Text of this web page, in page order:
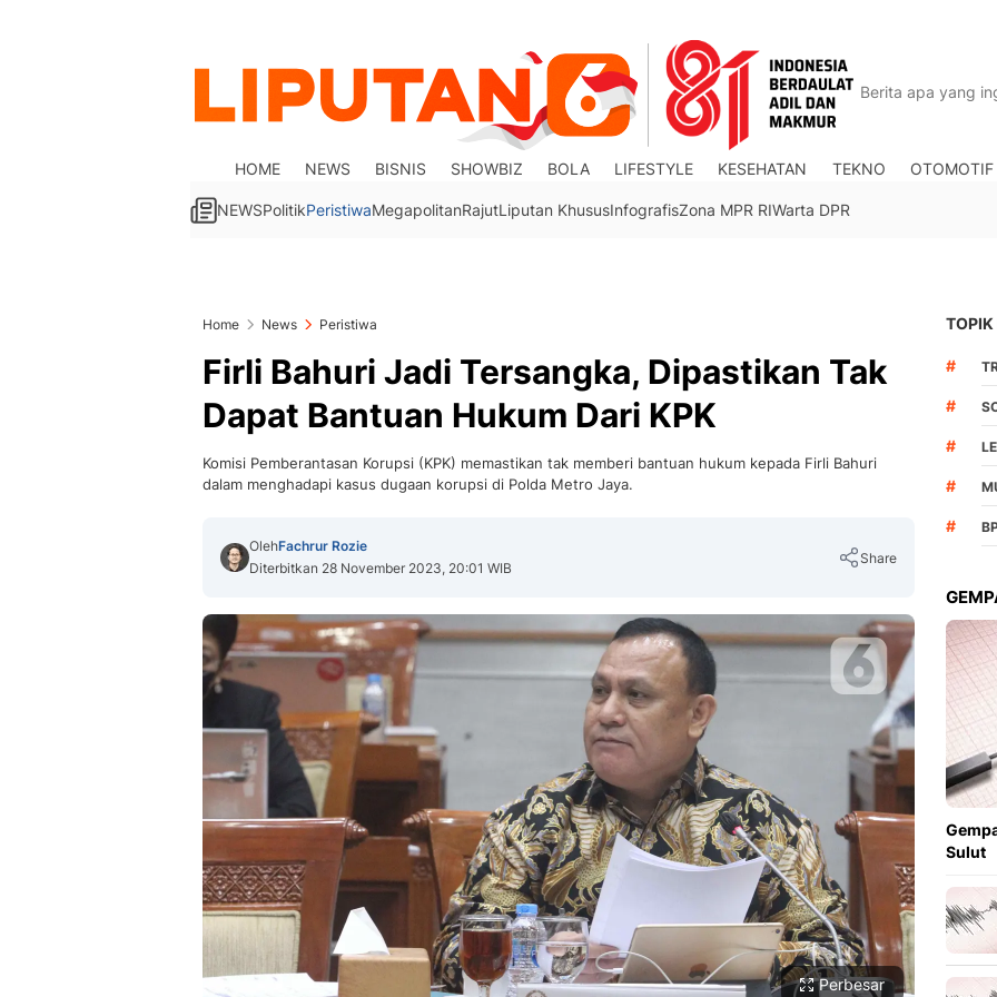
HOME NEWS BISNIS SHOWBIZ BOLA LIFESTYLE KESEHATAN TEKNO OTOMOTIF
NEWSPolitikPeristiwaMegapolitanRajutLiputan KhususInfografisZona MPR RIWarta DPR
Home News Peristiwa
Firli Bahuri Jadi Tersangka, Dipastikan Tak
Dapat Bantuan Hukum Dari KPK
Komisi Pemberantasan Korupsi (KPK) memastikan tak memberi bantuan hukum kepada Firli Bahuri
dalam menghadapi kasus dugaan korupsi di Polda Metro Jaya.
OlehFachrur Rozie
Diterbitkan 28 November 2023, 20:01 WIB
Share
Copy Link
Perbesar
TOPIK
#
#
#
#
#
Sulut